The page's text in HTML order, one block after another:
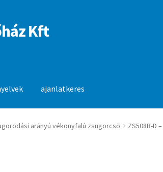
Kft
ajanlatkeres
arányú vékonyfalú zsugorcső ZS508B-D